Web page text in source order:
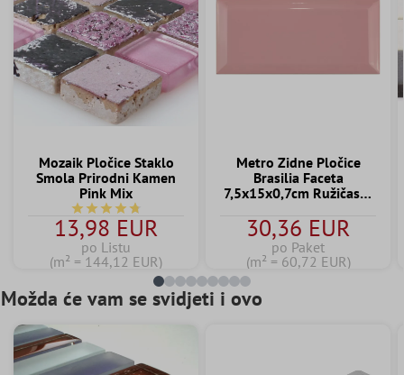
Mozaik Pločice Staklo
Smola Prirodni Kamen
Pink Mix
Prosječna ocjena 4.7 od 5 zvjezdica
13,98 EUR
po Listu
(m² = 144,12 EUR)
Metro Zidne Pločice
Brasilia Faceta
7,5x15x0,7cm Ružičasta
30,36 EUR
po Paket
(m² = 60,72 EUR)
Možda će vam se svidjeti i ovo